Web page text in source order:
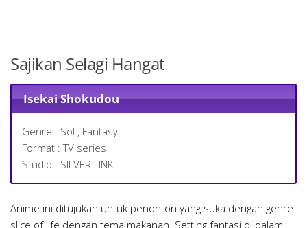
Sajikan Selagi Hangat
Isekai Shokudou
Genre : SoL, Fantasy
Format : TV series
Studio : SILVER LINK.
Anime ini ditujukan untuk penonton yang suka dengan genre
slice of life dengan tema makanan. Setting fantasi di dalam